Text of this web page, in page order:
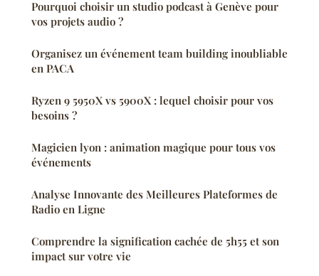
Pourquoi choisir un studio podcast à Genève pour
vos projets audio ?
Organisez un événement team building inoubliable
en PACA
Ryzen 9 5950X vs 5900X : lequel choisir pour vos
besoins ?
Magicien lyon : animation magique pour tous vos
événements
Analyse Innovante des Meilleures Plateformes de
Radio en Ligne
Comprendre la signification cachée de 5h55 et son
impact sur votre vie